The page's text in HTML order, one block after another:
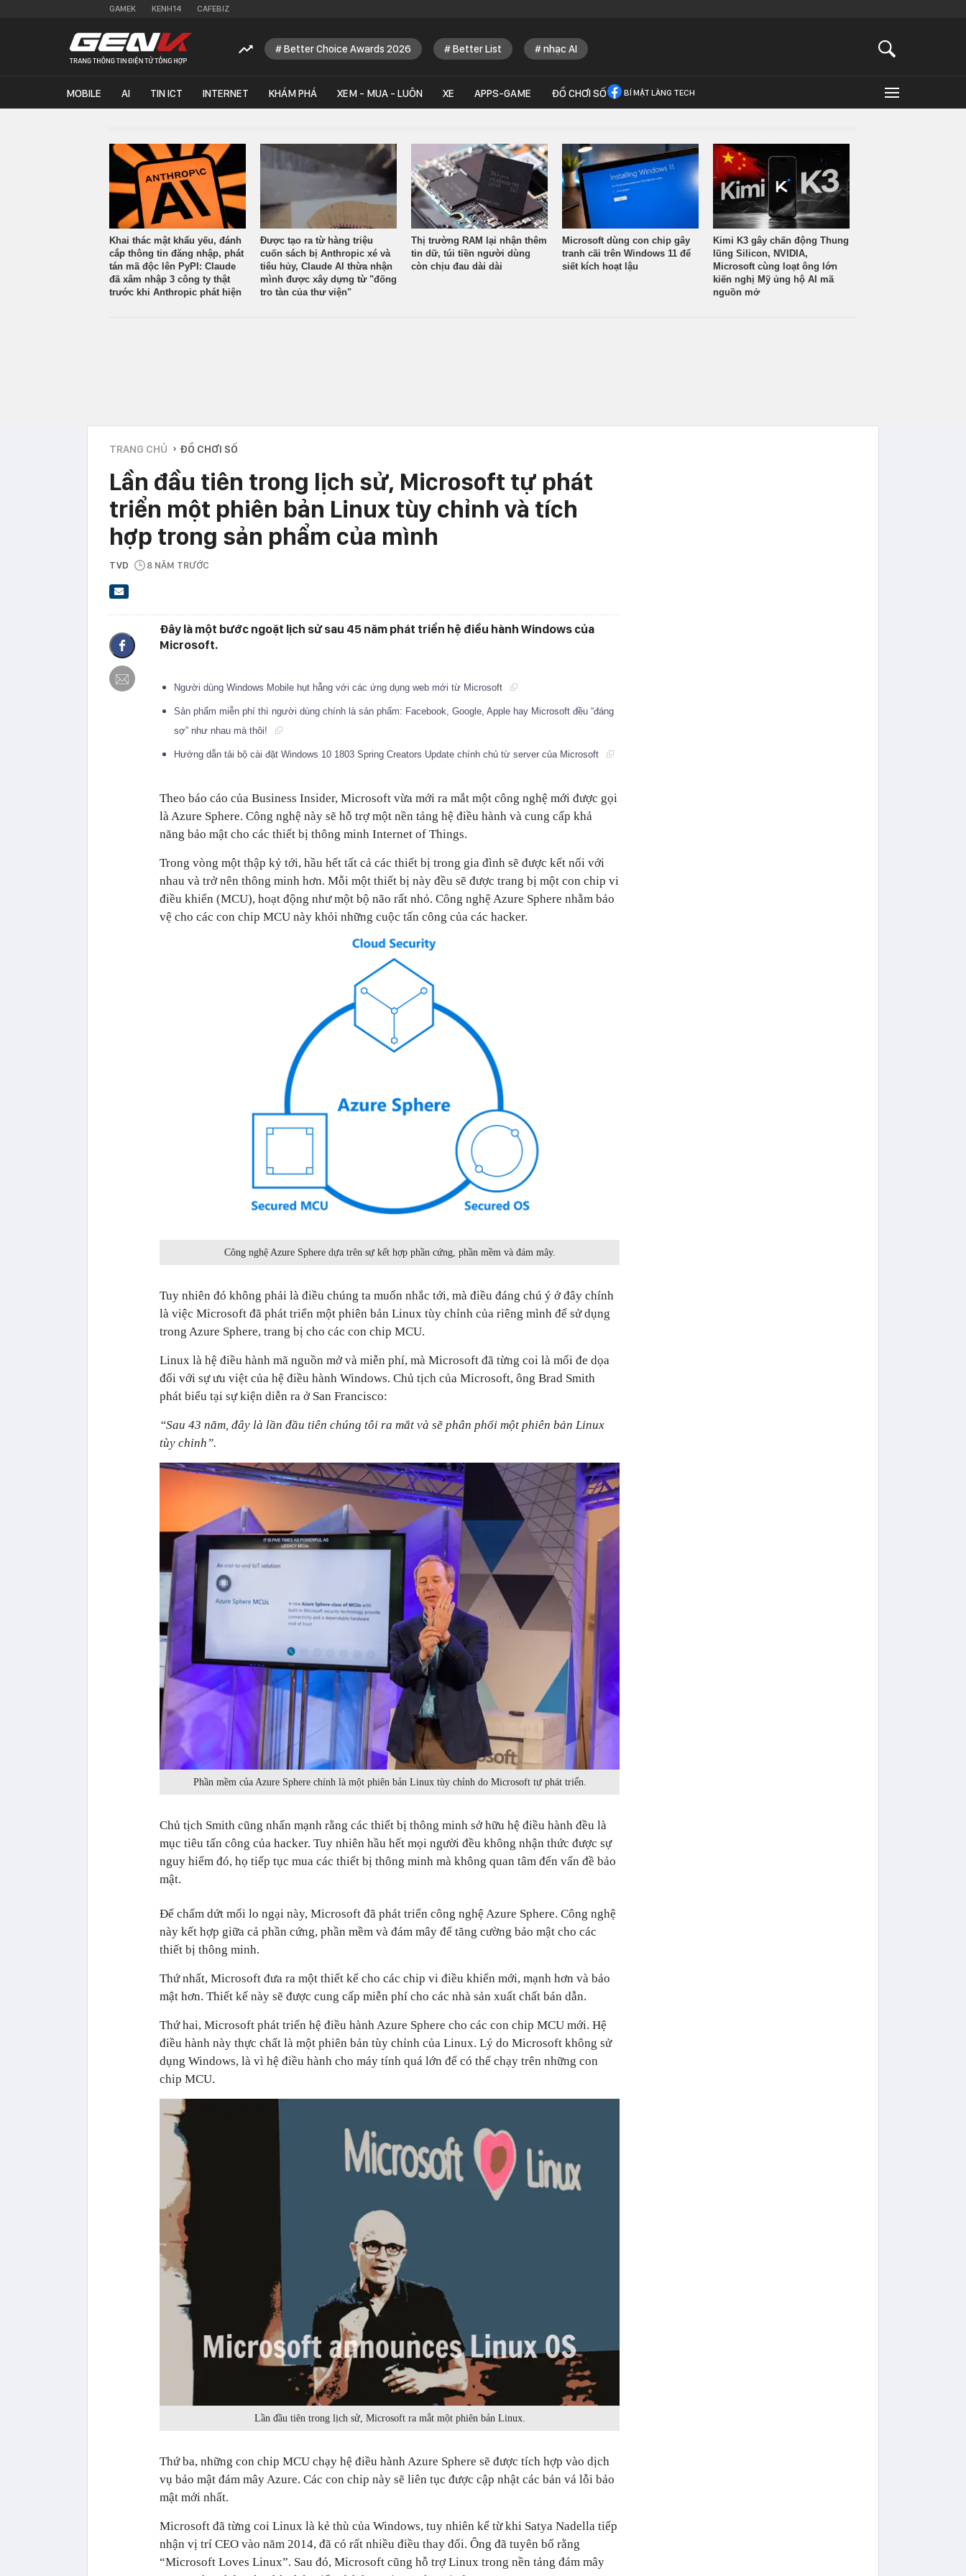
GAMEK KENH14 CAFEBIZ
Better Choice Awards 2026 Better List nhạc AI
MOBILE AI TIN ICT INTERNET KHÁM PHÁ XEM - MUA - LUÔN XE APPS-GAME ĐỒ CHƠI SỐ BÍ MẬT LÀNG TECH
Khai thác mật khẩu yếu, đánh
cắp thông tin đăng nhập, phát
tán mã độc lên PyPI: Claude
đã xâm nhập 3 công ty thật
trước khi Anthropic phát hiện
Được tạo ra từ hàng triệu
cuốn sách bị Anthropic xé và
tiêu hủy, Claude AI thừa nhận
mình được xây dựng từ "đống
tro tàn của thư viện"
Thị trường RAM lại nhận thêm
tin dữ, túi tiền người dùng
còn chịu đau dài dài
Microsoft dùng con chip gây
tranh cãi trên Windows 11 để
siết kích hoạt lậu
Kimi K3 gây chấn động Thung
lũng Silicon, NVIDIA,
Microsoft cùng loạt ông lớn
kiến nghị Mỹ ủng hộ AI mã
nguồn mở
TRANG CHỦ › ĐỒ CHƠI SỐ
Lần đầu tiên trong lịch sử, Microsoft tự phát
triển một phiên bản Linux tùy chỉnh và tích
hợp trong sản phẩm của mình
TVD 8 NĂM TRƯỚC
Đây là một bước ngoặt lịch sử sau 45 năm phát triển hệ điều hành Windows của
Microsoft.
Người dùng Windows Mobile hụt hẫng với các ứng dụng web mới từ Microsoft
Sản phẩm miễn phí thì người dùng chính là sản phẩm: Facebook, Google, Apple hay Microsoft đều “đáng
sợ” như nhau mà thôi!
Hướng dẫn tải bộ cài đặt Windows 10 1803 Spring Creators Update chính chủ từ server của Microsoft
Theo báo cáo của Business Insider, Microsoft vừa mới ra mắt một công nghệ mới được gọi
là Azure Sphere. Công nghệ này sẽ hỗ trợ một nền tảng hệ điều hành và cung cấp khả
năng bảo mật cho các thiết bị thông minh Internet of Things.
Trong vòng một thập kỷ tới, hầu hết tất cả các thiết bị trong gia đình sẽ được kết nối với
nhau và trở nên thông minh hơn. Mỗi một thiết bị này đều sẽ được trang bị một con chip vi
điều khiển (MCU), hoạt động như một bộ não rất nhỏ. Công nghệ Azure Sphere nhằm bảo
vệ cho các con chip MCU này khỏi những cuộc tấn công của các hacker.
Công nghệ Azure Sphere dựa trên sự kết hợp phần cứng, phần mềm và đám mây.
Tuy nhiên đó không phải là điều chúng ta muốn nhắc tới, mà điều đáng chú ý ở đây chính
là việc Microsoft đã phát triển một phiên bản Linux tùy chỉnh của riêng mình để sử dụng
trong Azure Sphere, trang bị cho các con chip MCU.
Linux là hệ điều hành mã nguồn mở và miễn phí, mà Microsoft đã từng coi là mối đe dọa
đối với sự ưu việt của hệ điều hành Windows. Chủ tịch của Microsoft, ông Brad Smith
phát biểu tại sự kiện diễn ra ở San Francisco:
“Sau 43 năm, đây là lần đầu tiên chúng tôi ra mắt và sẽ phân phối một phiên bản Linux
tùy chỉnh”.
Phần mềm của Azure Sphere chính là một phiên bản Linux tùy chỉnh do Microsoft tự phát triển.
Chủ tịch Smith cũng nhấn mạnh rằng các thiết bị thông minh sở hữu hệ điều hành đều là
mục tiêu tấn công của hacker. Tuy nhiên hầu hết mọi người đều không nhận thức được sự
nguy hiểm đó, họ tiếp tục mua các thiết bị thông minh mà không quan tâm đến vấn đề bảo
mật.
Để chấm dứt mối lo ngại này, Microsoft đã phát triển công nghệ Azure Sphere. Công nghệ
này kết hợp giữa cả phần cứng, phần mềm và đám mây để tăng cường bảo mật cho các
thiết bị thông minh.
Thứ nhất, Microsoft đưa ra một thiết kế cho các chip vi điều khiển mới, mạnh hơn và bảo
mật hơn. Thiết kế này sẽ được cung cấp miễn phí cho các nhà sản xuất chất bán dẫn.
Thứ hai, Microsoft phát triển hệ điều hành Azure Sphere cho các con chip MCU mới. Hệ
điều hành này thực chất là một phiên bản tùy chỉnh của Linux. Lý do Microsoft không sử
dụng Windows, là vì hệ điều hành cho máy tính quá lớn để có thể chạy trên những con
chip MCU.
Lần đầu tiên trong lịch sử, Microsoft ra mắt một phiên bản Linux.
Thứ ba, những con chip MCU chạy hệ điều hành Azure Sphere sẽ được tích hợp vào dịch
vụ bảo mật đám mây Azure. Các con chip này sẽ liên tục được cập nhật các bản vá lỗi bảo
mật mới nhất.
Microsoft đã từng coi Linux là kẻ thù của Windows, tuy nhiên kể từ khi Satya Nadella tiếp
nhận vị trí CEO vào năm 2014, đã có rất nhiều điều thay đổi. Ông đã tuyên bố rằng
“Microsoft Loves Linux”. Sau đó, Microsoft cũng hỗ trợ Linux trong nền tảng đám mây